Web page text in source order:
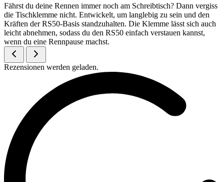
Fährst du deine Rennen immer noch am Schreibtisch? Dann vergiss
die Tischklemme nicht. Entwickelt, um langlebig zu sein und den
Kräften der RS50-Basis standzuhalten. Die Klemme lässt sich auch
leicht abnehmen, sodass du den RS50 einfach verstauen kannst,
wenn du eine Rennpause machst.
Rezensionen werden geladen.